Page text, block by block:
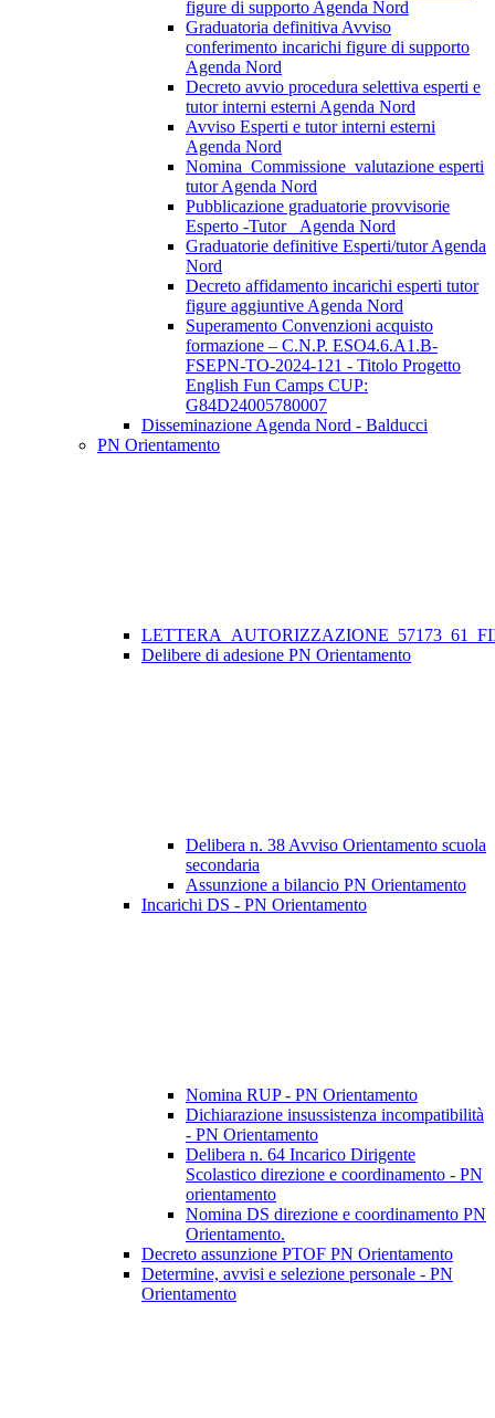
figure di supporto Agenda Nord
Graduatoria definitiva Avviso
conferimento incarichi figure di supporto
Agenda Nord
Decreto avvio procedura selettiva esperti e
tutor interni esterni Agenda Nord
Avviso Esperti e tutor interni esterni
Agenda Nord
Nomina_Commissione_valutazione esperti
tutor Agenda Nord
Pubblicazione graduatorie provvisorie
Esperto -Tutor _Agenda Nord
Graduatorie definitive Esperti/tutor Agenda
Nord
Decreto affidamento incarichi esperti tutor
figure aggiuntive Agenda Nord
Superamento Convenzioni acquisto
formazione – C.N.P. ESO4.6.A1.B-
FSEPN-TO-2024-121 - Titolo Progetto
English Fun Camps CUP:
G84D24005780007
Disseminazione Agenda Nord - Balducci
PN Orientamento
Delibere di adesione PN Orientamento
Delibera n. 38 Avviso Orientamento scuola
secondaria
Assunzione a bilancio PN Orientamento
Incarichi DS - PN Orientamento
Nomina RUP - PN Orientamento
Dichiarazione insussistenza incompatibilità
- PN Orientamento
Delibera n. 64 Incarico Dirigente
Scolastico direzione e coordinamento - PN
orientamento
Nomina DS direzione e coordinamento PN
Orientamento.
Decreto assunzione PTOF PN Orientamento
Determine, avvisi e selezione personale - PN
Orientamento